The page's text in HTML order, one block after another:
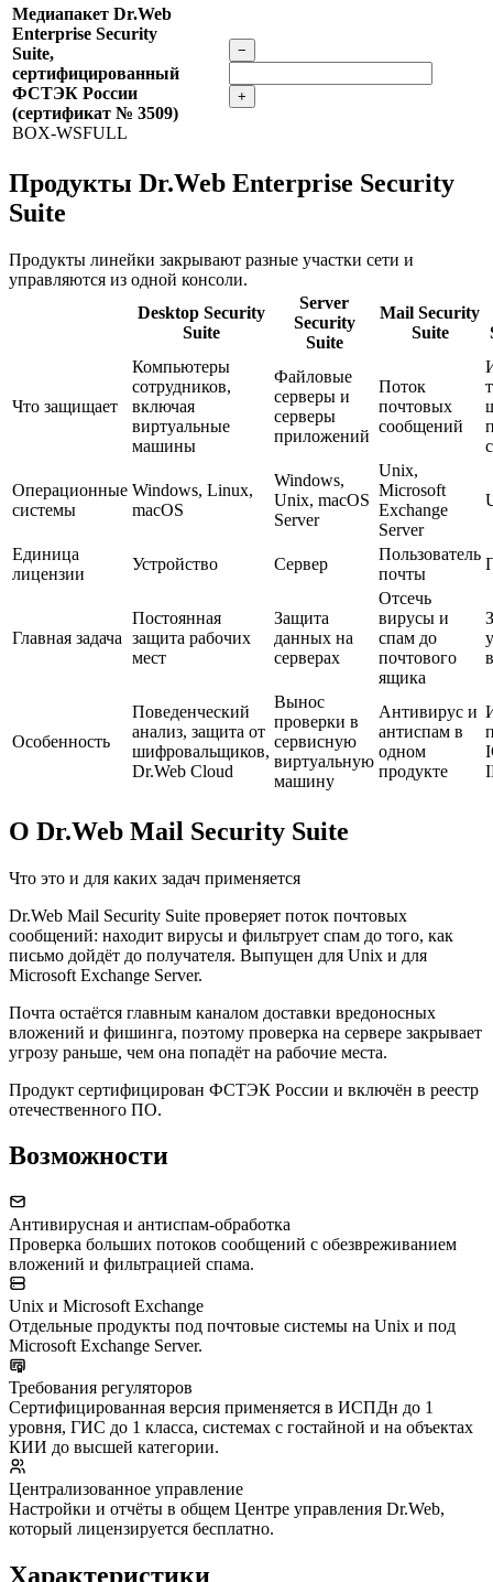
Медиапакет Dr.Web
Enterprise Security
Suite,
сертифицированный
ФСТЭК России
(сертификат № 3509)
BOX-WSFULL
−
+
Продукты Dr.Web Enterprise Security
Suite
Продукты линейки закрывают разные участки сети и
управляются из одной консоли.
Desktop Security
Suite
Server
Security
Suite
Mail Security
Suite
Что защищает
Компьютеры
сотрудников,
включая
виртуальные
машины
Файловые
серверы и
серверы
приложений
Поток
почтовых
сообщений
Операционные
системы
Windows, Linux,
macOS
Windows,
Unix, macOS
Server
Unix,
Microsoft
Exchange
Server
Единица
лицензии
Устройство Сервер
Пользователь
почты
Главная задача
Постоянная
защита рабочих
мест
Защита
данных на
серверах
Отсечь
вирусы и
спам до
почтового
ящика
Особенность
Поведенческий
анализ, защита от
шифровальщиков,
Dr.Web Cloud
Вынос
проверки в
сервисную
виртуальную
машину
Антивирус и
антиспам в
одном
продукте
О Dr.Web Mail Security Suite
Что это и для каких задач применяется
Dr.Web Mail Security Suite проверяет поток почтовых
сообщений: находит вирусы и фильтрует спам до того, как
письмо дойдёт до получателя. Выпущен для Unix и для
Microsoft Exchange Server.
Почта остаётся главным каналом доставки вредоносных
вложений и фишинга, поэтому проверка на сервере закрывает
угрозу раньше, чем она попадёт на рабочие места.
Продукт сертифицирован ФСТЭК России и включён в реестр
отечественного ПО.
Возможности
Антивирусная и антиспам-обработка
Проверка больших потоков сообщений с обезвреживанием
вложений и фильтрацией спама.
Unix и Microsoft Exchange
Отдельные продукты под почтовые системы на Unix и под
Microsoft Exchange Server.
Требования регуляторов
Сертифицированная версия применяется в ИСПДн до 1
уровня, ГИС до 1 класса, системах с гостайной и на объектах
КИИ до высшей категории.
Централизованное управление
Настройки и отчёты в общем Центре управления Dr.Web,
который лицензируется бесплатно.
Характеристики